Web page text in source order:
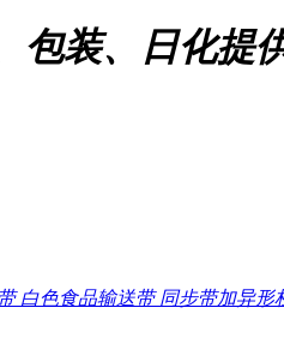
包装、日化提
白色食品输送带 同步带加异形